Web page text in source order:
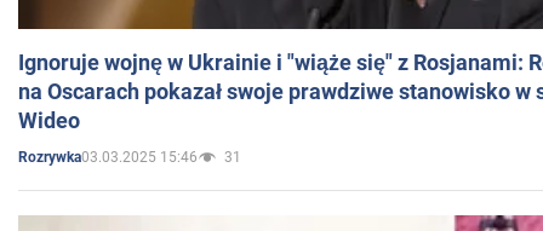
Ignoruje wojnę w Ukrainie i "wiąże się" z Rosjanami:
na Oscarach pokazał swoje prawdziwe stanowisko w
Wideo
Rozrywka03.03.2025 15:46 31